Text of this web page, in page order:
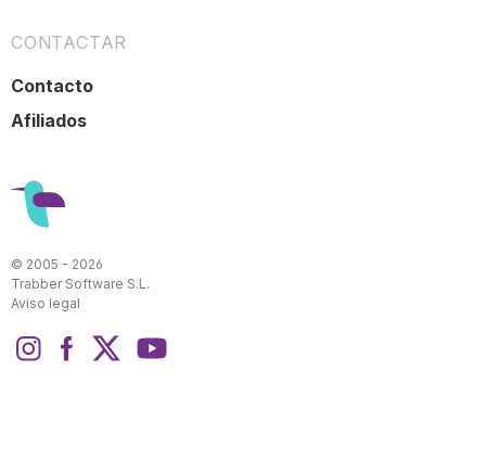
CONTACTAR
Contacto
Afiliados
© 2005 - 2026
Trabber Software S.L.
Aviso legal